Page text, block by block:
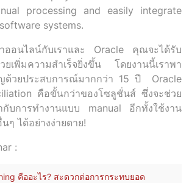
processing and easily integrate
systems.
ออนไลน์กับเราและ Oracle คุณจะได้รับ
ยเพิ่มความสำเร็จยิ่งขึ้น โดยงานนี้เราพา
ญด้วยประสบการณ์มากกว่า 15 ปี Oracle
คือขั้นกว่าของโซลูชั่นส์ ซึ่งจะช่วย
บการทำงานแบบ manual อีกทั้งใช้งาน
ๆ ได้อย่างง่ายดาย!
:
คืออะไร? สะดวกต่อการกระทบยอด